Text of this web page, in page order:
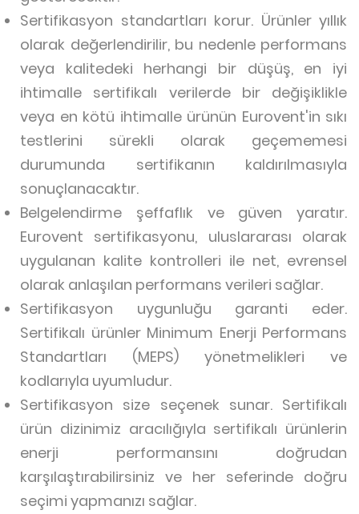
Sertifikasyon standartları korur. Ürünler yıllık
olarak değerlendirilir, bu nedenle performans
veya kalitedeki herhangi bir düşüş, en iyi
ihtimalle sertifikalı verilerde bir değişiklikle
veya en kötü ihtimalle ürünün Eurovent'in sıkı
testlerini sürekli olarak geçememesi
durumunda sertifikanın kaldırılmasıyla
sonuçlanacaktır.
Belgelendirme şeffaflık ve güven yaratır.
Eurovent sertifikasyonu, uluslararası olarak
uygulanan kalite kontrolleri ile net, evrensel
olarak anlaşılan performans verileri sağlar.
Sertifikasyon uygunluğu garanti eder.
Sertifikalı ürünler Minimum Enerji Performans
Standartları (MEPS) yönetmelikleri ve
kodlarıyla uyumludur.
Sertifikasyon size seçenek sunar. Sertifikalı
ürün dizinimiz aracılığıyla sertifikalı ürünlerin
enerji performansını doğrudan
karşılaştırabilirsiniz ve her seferinde doğru
seçimi yapmanızı sağlar.